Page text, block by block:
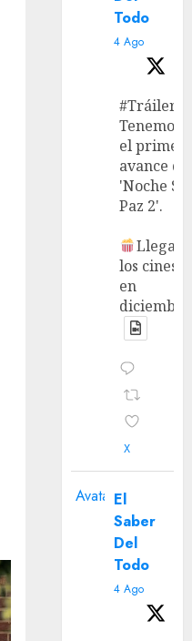
Todo
4 Ago
#Tráiler
Tenemos
el primer
avance de
'Noche
Paz 2'.
Llega a
los cines
en
X
Avatar El
Saber
Del
Todo
4 Ago